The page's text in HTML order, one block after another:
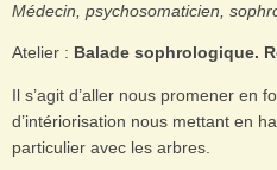
Médecin, psychosomaticien,
Atelier : Balade sophrologique.
Il s’agit d’aller nous promener en
d’intériorisation nous mettant en
particulier avec les arbres.